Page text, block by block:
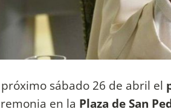
próximo sábado 26 de abril el
en la Plaza de San